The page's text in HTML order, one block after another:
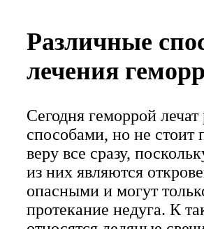
Различные
лечения
Сегодня геморрой
способами, но не стоит
веру все сразу,
из них являются
опасными и могут
протекание недуга. К